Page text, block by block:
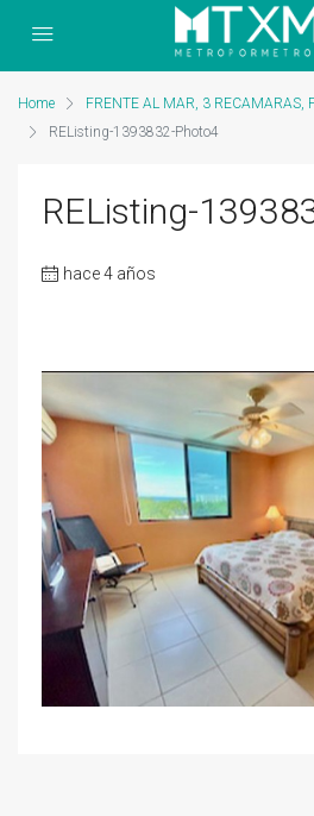
Home
FRENTE AL MAR, 3 RECAMARAS,
REListing-1393832-Photo4
REListing-
hace 4 años